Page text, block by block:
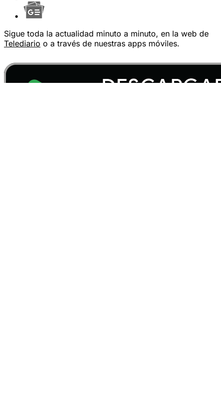
Sigue toda la actualidad minuto a minuto, en la web de
Telediario o a través de nuestras apps móviles.